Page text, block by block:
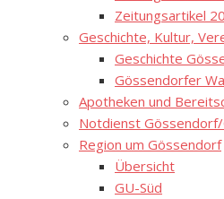
Zeitungsartikel
Geschichte, Kultur,
Geschichte
Gössendorfer
Apotheken und
Notdienst
Region um Gössendorf
Übersicht
GU-Süd